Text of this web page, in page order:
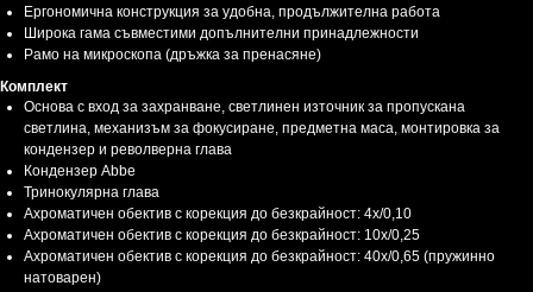
Ергономична конструкция за удобна, продължителна работа
Широка гама съвместими допълнителни принадлежности
Рамо на микроскопа (дръжка за пренасяне)
Комплект
Основа с вход за захранване, светлинен източник за пропускана
светлина, механизъм за фокусиране, предметна маса, монтировка за
кондензер и револверна глава
Кондензер Abbe
Тринокулярна глава
Ахроматичен обектив с корекция до безкрайност: 4x/0,10
Ахроматичен обектив с корекция до безкрайност: 10x/0,25
Ахроматичен обектив с корекция до безкрайност: 40x/0,65 (пружинно
натоварен)